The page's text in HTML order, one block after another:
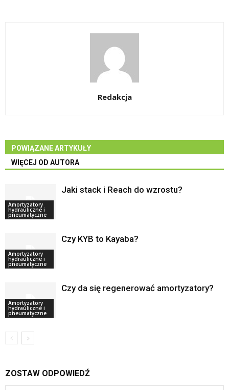
Redakcja
POWIĄZANE ARTYKUŁY
WIĘCEJ OD AUTORA
Amortyzatory
hydrauliczne i
pneumatyczne
Jaki stack i Reach do wzrostu?
Amortyzatory
hydrauliczne i
pneumatyczne
Czy KYB to Kayaba?
Amortyzatory
hydrauliczne i
pneumatyczne
Czy da się regenerować amortyzatory?
ZOSTAW ODPOWIEDŹ